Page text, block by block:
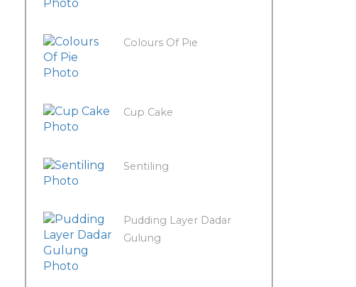
Colours Of Pie
Cup Cake
Sentiling
Pudding Layer Dadar
Gulung